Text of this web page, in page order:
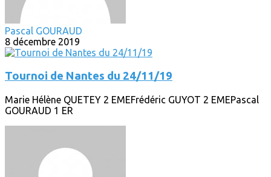
Pascal GOURAUD
8 décembre 2019
Tournoi de Nantes du 24/11/19
Marie Hélène QUETEY 2 EMEFrédéric GUYOT 2 EMEPascal
GOURAUD 1 ER